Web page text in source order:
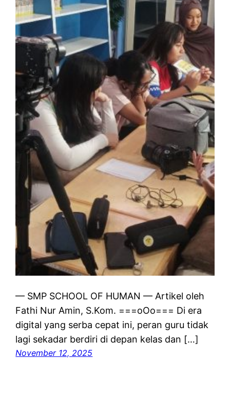
— SMP SCHOOL OF HUMAN — Artikel oleh
Fathi Nur Amin, S.Kom. ===oOo=== Di era
digital yang serba cepat ini, peran guru tidak
lagi sekadar berdiri di depan kelas dan […]
November 12, 2025